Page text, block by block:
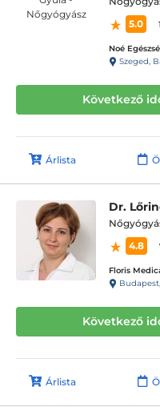
5.0
Noé
Szeged,
Következő
Árlista
Dr.
4.8
Floris
Következő
Árlista